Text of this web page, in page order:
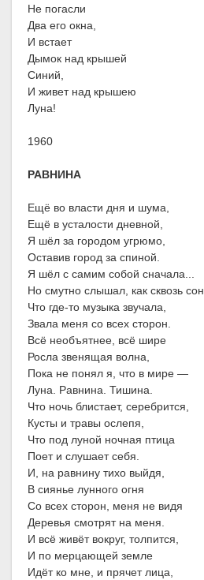
Не погасли
Два его окна,
И встает
Дымок над крышей
Синий,
И живет над крышею
Луна!
1960
РАВНИНА
Ещё во власти дня и шума,
Ещё в усталости дневной,
Я шёл за городом угрюмо,
Оставив город за спиной.
Я шёл с самим собой сначала...
Но смутно слышал, как сквозь сон
Что где-то музыка звучала,
Звала меня со всех сторон.
Всё необъятнее, всё шире
Росла звенящая волна,
Пока не понял я, что в мире —
Луна. Равнина. Тишина.
Что ночь блистает, серебрится,
Кусты и травы ослепя,
Что под луной ночная птица
Поет и слушает себя.
И, на равнину тихо выйдя,
В сиянье лунного огня
Со всех сторон, меня не видя
Деревья смотрят на меня.
И всё живёт вокруг, толпится,
И по мерцающей земле
Идёт ко мне, и прячет лица,